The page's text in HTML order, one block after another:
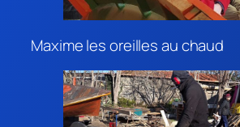
Maxime les oreilles au chaud